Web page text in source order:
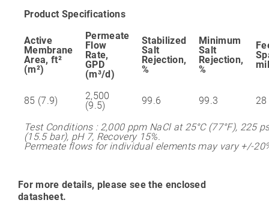
Product Specifications
Active
Membrane
Area, ft²
(m²)
Permeate
Flow
Rate,
GPD
(m³/d)
Stabilized
Salt
Rejection,
%
Minimum
Salt
Rejection,
%
mil
85 (7.9)
2,500
(9.5)
99.6 99.3 28
Test Conditions : 2,000 ppm NaCl at 25°C (77°F), 225
(15.5 bar), pH 7, Recovery 15%.
Permeate flows for individual elements may vary +/-
For more details, please see the enclosed
datasheet.